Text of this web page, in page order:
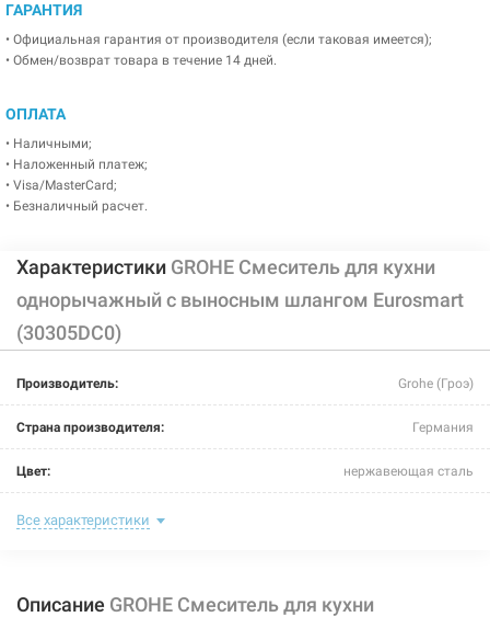
ГАРАНТИЯ
• Официальная гарантия от производителя (если таковая имеется);
• Обмен/возврат товара в течение 14 дней.
ОПЛАТА
• Наличными;
• Наложенный платеж;
• Visa/MasterCard;
• Безналичный расчет.
Характеристики GROHE Смеситель для кухни
однорычажный с выносным шлангом Eurosmart
(30305DC0)
Производитель: Grohe (Гроэ)
Страна производителя: Германия
Цвет: нержавеющая сталь
Назначение смесителя:
Размер картриджа:
Все характеристики
Описание GROHE Смеситель для кухни